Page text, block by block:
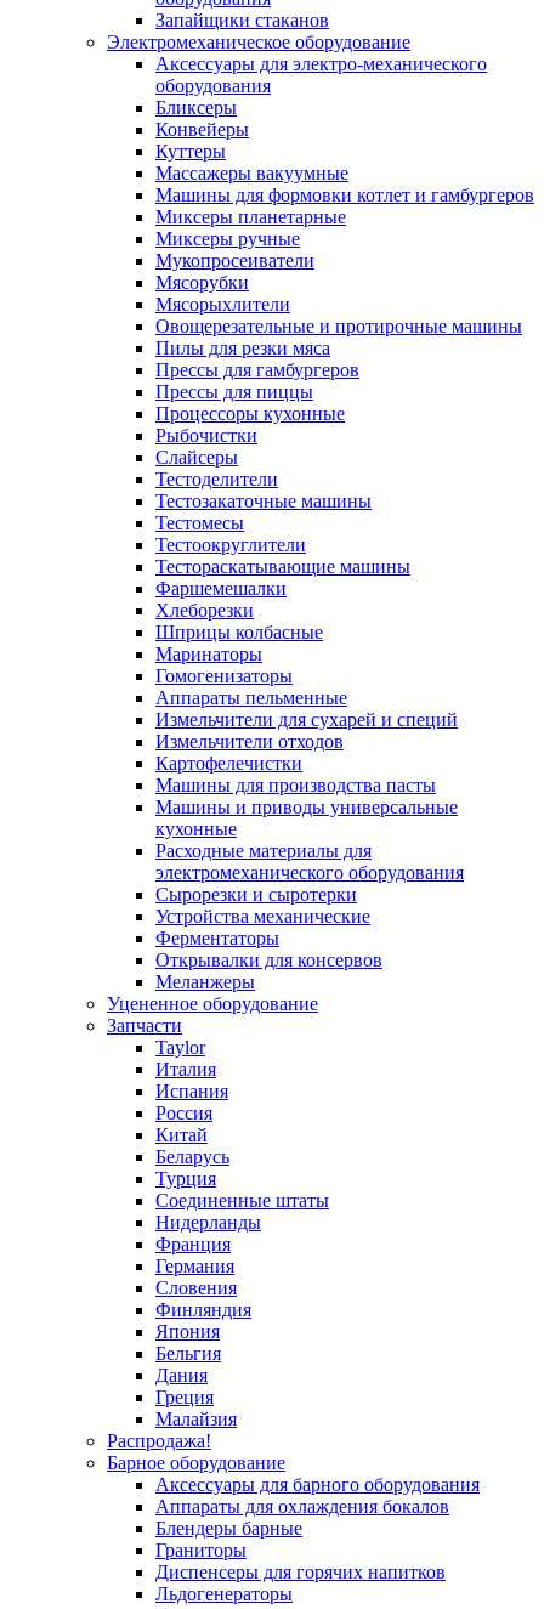
Запайщики стаканов
Электромеханическое оборудование
Аксессуары для электро-механического
оборудования
Бликсеры
Конвейеры
Куттеры
Массажеры вакуумные
Машины для формовки котлет и гамбургеров
Миксеры планетарные
Миксеры ручные
Мукопросеиватели
Мясорубки
Мясорыхлители
Овощерезательные и протирочные машины
Пилы для резки мяса
Прессы для гамбургеров
Прессы для пиццы
Процессоры кухонные
Рыбочистки
Слайсеры
Тестоделители
Тестозакаточные машины
Тестомесы
Тестоокруглители
Тестораскатывающие машины
Фаршемешалки
Хлеборезки
Шприцы колбасные
Маринаторы
Гомогенизаторы
Аппараты пельменные
Измельчители для сухарей и специй
Измельчители отходов
Картофелечистки
Машины для производства пасты
Машины и приводы универсальные
кухонные
Расходные материалы для
электромеханического оборудования
Сырорезки и сыротерки
Устройства механические
Ферментаторы
Открывалки для консервов
Меланжеры
Уцененное оборудование
Запчасти
Taylor
Италия
Испания
Россия
Китай
Беларусь
Турция
Соединенные штаты
Нидерланды
Франция
Германия
Словения
Финляндия
Япония
Бельгия
Дания
Греция
Малайзия
Распродажа!
Барное оборудование
Аксессуары для барного оборудования
Аппараты для охлаждения бокалов
Блендеры барные
Граниторы
Диспенсеры для горячих напитков
Льдогенераторы